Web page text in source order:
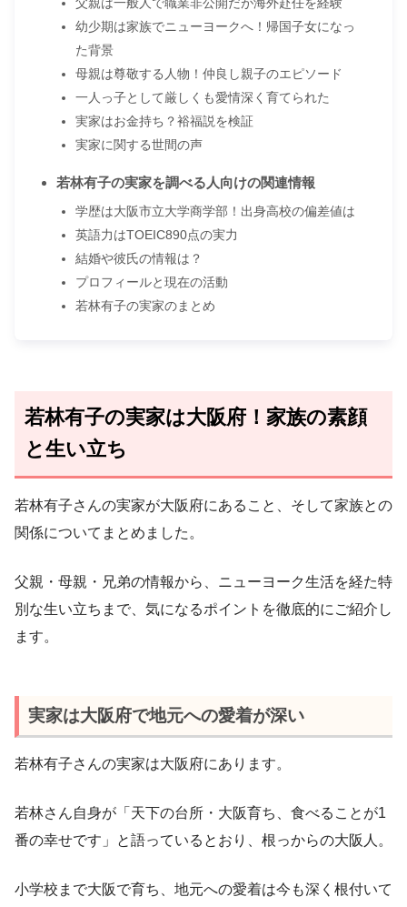
幼少期は家族でニューヨークへ！帰国子女になっ
た背景
母親は尊敬する人物！仲良し親子のエピソード
一人っ子として厳しくも愛情深く育てられた
実家はお金持ち？裕福説を検証
実家に関する世間の声
若林有子の実家を調べる人向けの関連情報
学歴は大阪市立大学商学部！出身高校の偏差値は
英語力はTOEIC890点の実力
結婚や彼氏の情報は？
プロフィールと現在の活動
若林有子の実家のまとめ
若林有子の実家は大阪府！家族の素顔
と生い立ち
若林有子さんの実家が大阪府にあること、そして家族との
関係についてまとめました。
父親・母親・兄弟の情報から、ニューヨーク生活を経た特
別な生い立ちまで、気になるポイントを徹底的にご紹介し
ます。
実家は大阪府で地元への愛着が深い
若林有子さんの実家は大阪府にあります。
若林さん自身が「天下の台所・大阪育ち、食べることが1
番の幸せです」と語っているとおり、根っからの大阪人。
小学校まで大阪で育ち、地元への愛着は今も深く根付いて